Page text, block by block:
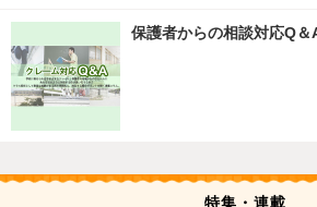
保護者からの相談対応Q＆
特集・連載